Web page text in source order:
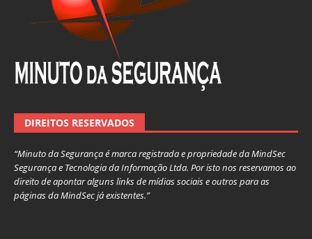
DIREITOS RESERVADOS
“Minuto da Segurança é marca registrada e propriedade da MindSec
Segurança e Tecnologia da Informação Ltda. Por isto nos reservamos ao
direito de apontar alguns links de mídias sociais e outros para as
páginas da MindSec já existentes.”